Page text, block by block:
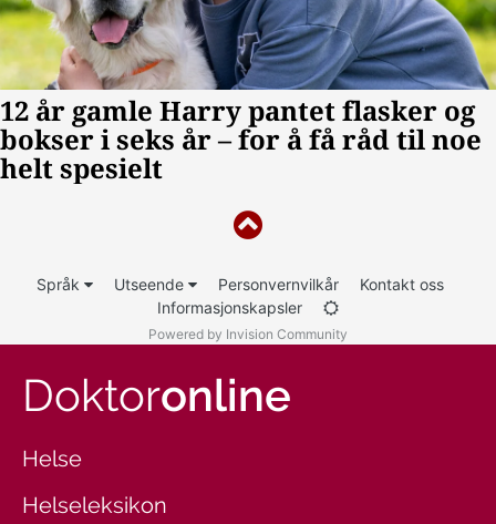
Språk Utseende Personvernvilkår
Kontakt oss
Informasjonskapsler
Powered by Invision Community
Doktoronline
Helse
Helseleksikon